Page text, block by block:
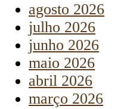
agosto 2026
julho 2026
junho 2026
maio 2026
abril 2026
março 2026